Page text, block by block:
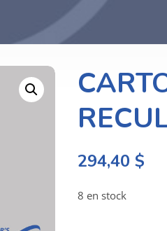
294,40$
8 en stock